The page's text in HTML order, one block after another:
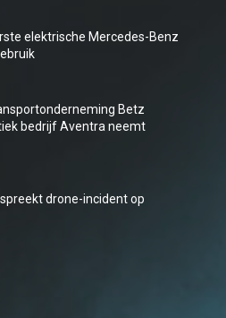
elektrische Mercedes-Benz
Betz
bedrijf Aventra neemt
drone-incident op